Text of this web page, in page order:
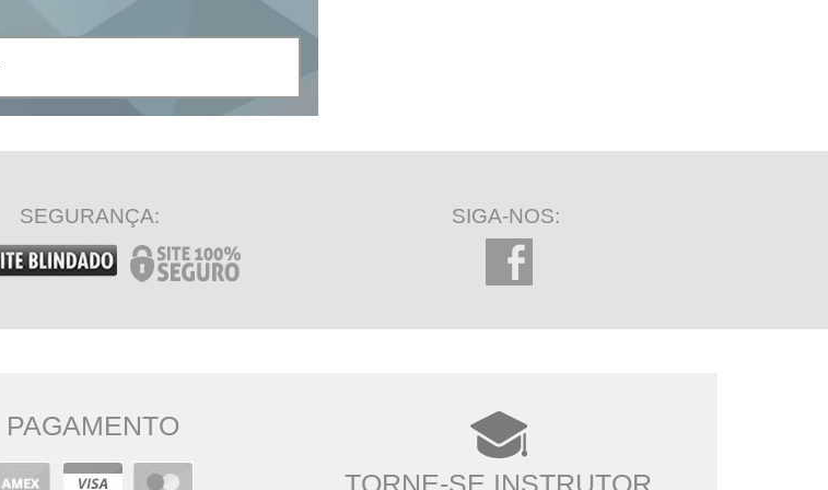
SEGURANÇA: SIGA-NOS:
PAGAMENTO
TORNE-SE INSTRUTOR